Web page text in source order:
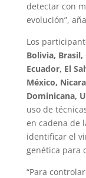
detectar con
evolución”,
Los
Bolivia, Brasil,
Ecuador, El
México,
Dominicana,
uso de
en cadena de
identificar el
genética para
“Para